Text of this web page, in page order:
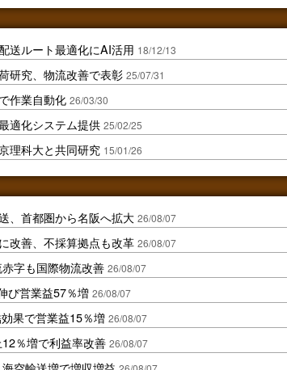
送ルート最適化にAI活用 18/12/13
研究、物流改善で表彰 25/07/31
作業自動化 26/03/30
適化システム提供 25/02/25
理科大と共同研究 15/01/26
、首都圏から名阪へ拡大 26/08/07
改善、不採算拠点も改革 26/08/07
字も国際物流改善 26/08/07
び営業益57％増 26/08/07
果で営業益15％増 26/08/07
％増で利益率改善 26/08/07